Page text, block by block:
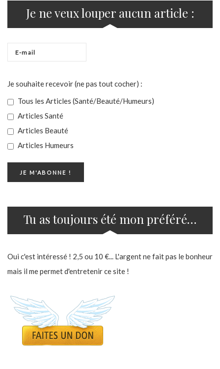
Je ne veux louper aucun article :
Je souhaite recevoir (ne pas tout cocher) :
Tous les Articles (Santé/Beauté/Humeurs)
Articles Santé
Articles Beauté
Articles Humeurs
Tu as toujours été mon préféré…
Oui c'est intéressé ! 2,5 ou 10 €... L'argent ne fait pas le bonheur
mais il me permet d'entretenir ce site !